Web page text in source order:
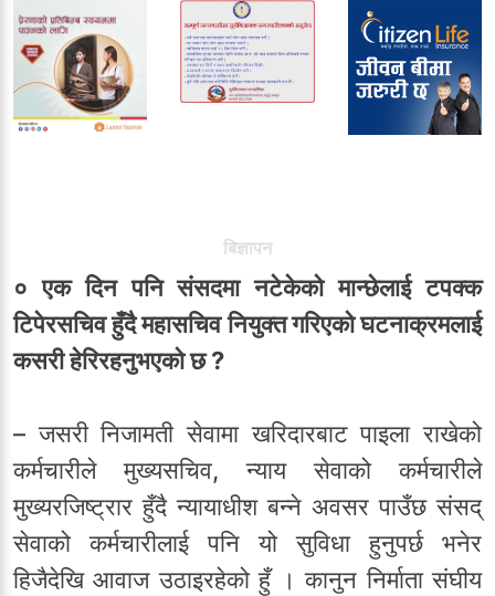
बिज्ञापन
० एक दिन पनि संसदमा नटेकेको मान्छेलाई टपक्क
टिपेरसचिव हुँदै महासचिव नियुक्त गरिएको घटनाक्रमलाई
कसरी हेरिरहनुभएको छ ?
– जसरी निजामती सेवामा खरिदारबाट पाइला राखेको
कर्मचारीले मुख्यसचिव, न्याय सेवाको कर्मचारीले
मुख्यरजिष्ट्रार हुँदै न्यायाधीश बन्ने अवसर पाउँछ संसद्
सेवाको कर्मचारीलाई पनि यो सुविधा हुनुपर्छ भनेर
हिजैदेखि आवाज उठाइरहेको हुँ । कानुन निर्माता संघीय